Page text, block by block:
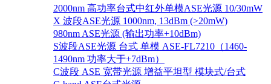
2000nm 高功率台式中红外单模ASE光源 10/30mW
X 波段ASE光源 1000nm, 13dBm (>20mW)
980nm ASE光源 (输出功率+10dBm)
S波段ASE光源 台式 单模 ASE-FL7210（1460-
1490nm 功率大于+7dBm）
C波段 ASE 宽带光源 增益平坦型 模块式/台式